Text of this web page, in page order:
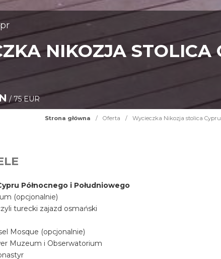
NIKOZJA
/ 75 EUR
Strona główna / Oferta / Wycieczka Nikozja stolica
Północnego i Południowego
(opcjonalnie)
turecki zajazd osmański
Mosque (opcjonalnie)
Muzeum i Obserwatorium